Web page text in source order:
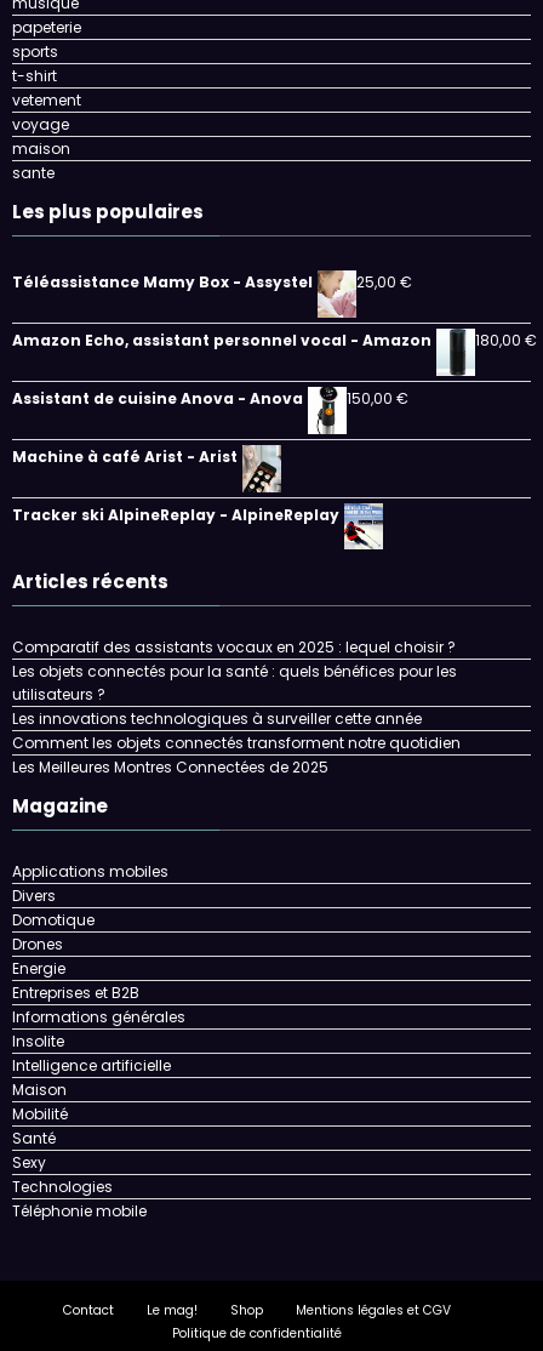
papeterie
sports
t-shirt
vetement
voyage
maison
sante
Les plus populaires
Téléassistance Mamy Box - Assystel 25,00 €
Amazon Echo, assistant personnel vocal - Amazon 180,00 €
Assistant de cuisine Anova - Anova 150,00 €
Machine à café Arist - Arist
Tracker ski AlpineReplay - AlpineReplay
Articles récents
Comparatif des assistants vocaux en 2025 : lequel choisir ?
Les objets connectés pour la santé : quels bénéfices pour les
utilisateurs ?
Les innovations technologiques à surveiller cette année
Comment les objets connectés transforment notre quotidien
Les Meilleures Montres Connectées de 2025
Magazine
Applications mobiles
Divers
Domotique
Drones
Energie
Entreprises et B2B
Informations générales
Insolite
Intelligence artificielle
Maison
Mobilité
Santé
Sexy
Technologies
Téléphonie mobile
Contact Le mag! Shop
Mentions légales et CGV
Politique de confidentialité